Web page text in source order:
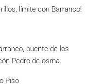
límite con Barranco!
puente de los
Pedro de osma.
Piso